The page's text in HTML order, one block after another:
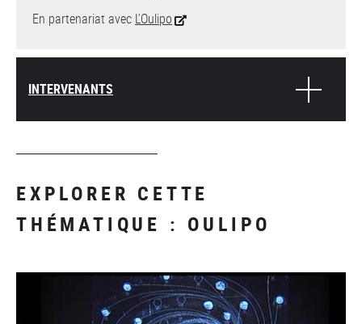
En partenariat avec L’Oulipo
INTERVENANTS
EXPLORER CETTE
THÉMATIQUE : OULIPO